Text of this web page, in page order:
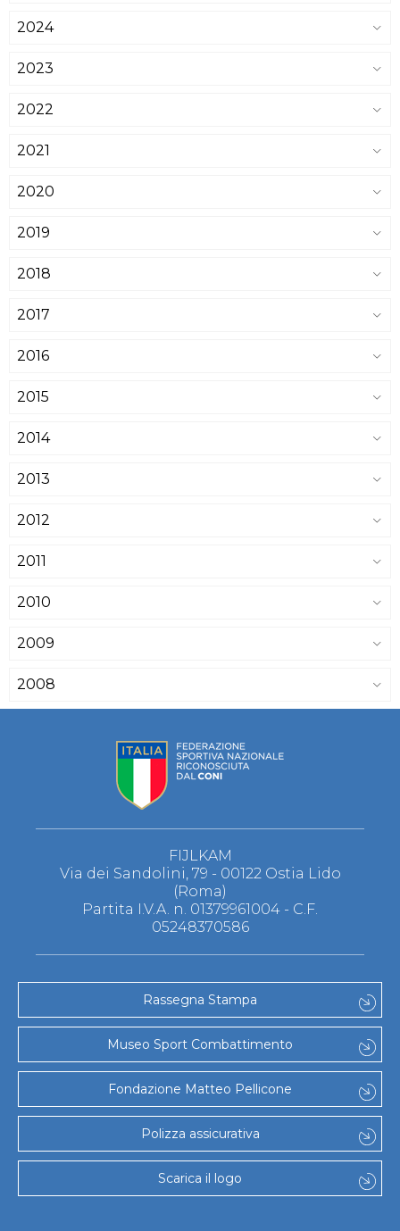
2024
2023
2022
2021
2020
2019
2018
2017
2016
2015
2014
2013
2012
2011
2010
2009
2008
FIJLKAM
Via dei Sandolini, 79 - 00122 Ostia Lido
(Roma)
Partita I.V.A. n. 01379961004 - C.F.
05248370586
Rassegna Stampa
Museo Sport Combattimento
Fondazione Matteo Pellicone
Polizza assicurativa
Scarica il logo